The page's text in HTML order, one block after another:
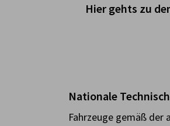
Hier gehts zu
Nationale
Fahrzeuge gemäß